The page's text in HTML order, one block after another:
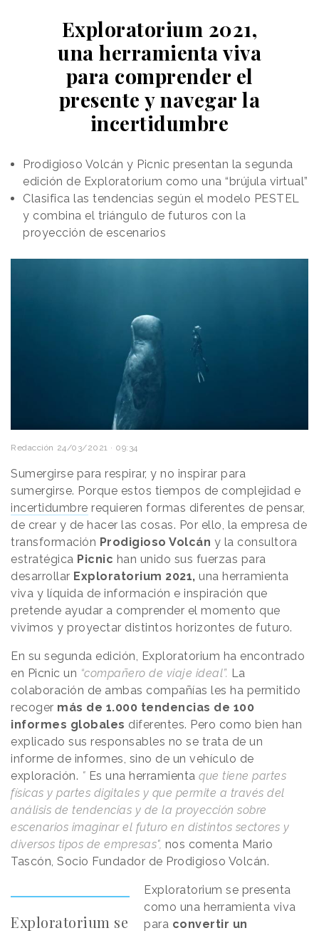
Exploratorium 2021,
una herramienta viva
para comprender el
presente y navegar la
incertidumbre
Prodigioso Volcán y Picnic presentan la segunda
edición de Exploratorium como una “brújula virtual”
Clasifica las tendencias según el modelo PESTEL
y combina el triángulo de futuros con la
proyección de escenarios
Redacción 24/03/2021 · 09:34
Sumergirse para respirar, y no inspirar para
sumergirse. Porque estos tiempos de complejidad e
incertidumbre requieren formas diferentes de pensar,
de crear y de hacer las cosas. Por ello, la empresa de
transformación Prodigioso Volcán y la consultora
estratégica Picnic han unido sus fuerzas para
desarrollar Exploratorium 2021, una herramienta
viva y líquida de información e inspiración que
pretende ayudar a comprender el momento que
vivimos y proyectar distintos horizontes de futuro.
En su segunda edición, Exploratorium ha encontrado
en Picnic un “compañero de viaje ideal”. La
colaboración de ambas compañías les ha permitido
recoger más de 1.000 tendencias de 100
informes globales diferentes. Pero como bien han
explicado sus responsables no se trata de un
informe de informes, sino de un vehículo de
exploración. " Es una herramienta que tiene partes
físicas y partes digitales y que permite a través del
análisis de tendencias y de la proyección sobre
escenarios imaginar el futuro en distintos sectores y
diversos tipos de empresas", nos comenta Mario
Tascón, Socio Fundador de Prodigioso Volcán.
Exploratorium se
Exploratorium se presenta
como una herramienta viva
para convertir un